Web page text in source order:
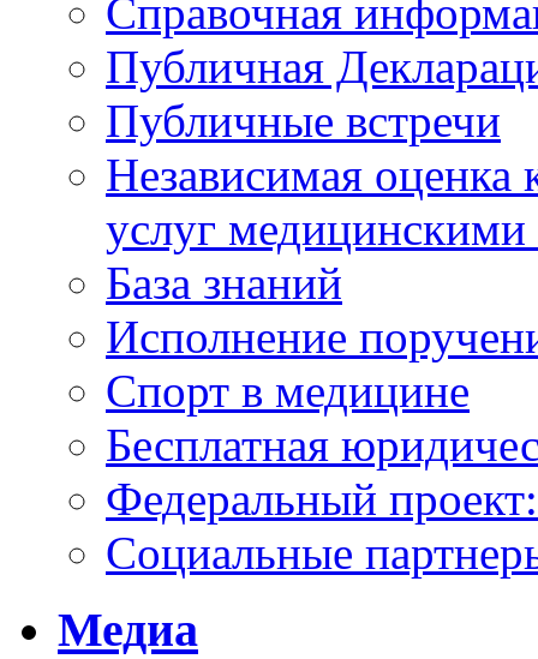
Справочная
Публичная
Публичные встречи
Независимая оценка
услуг
База знаний
Исполнение
Спорт в медицине
Бесплатная
Федеральный
Социальные
Медиа